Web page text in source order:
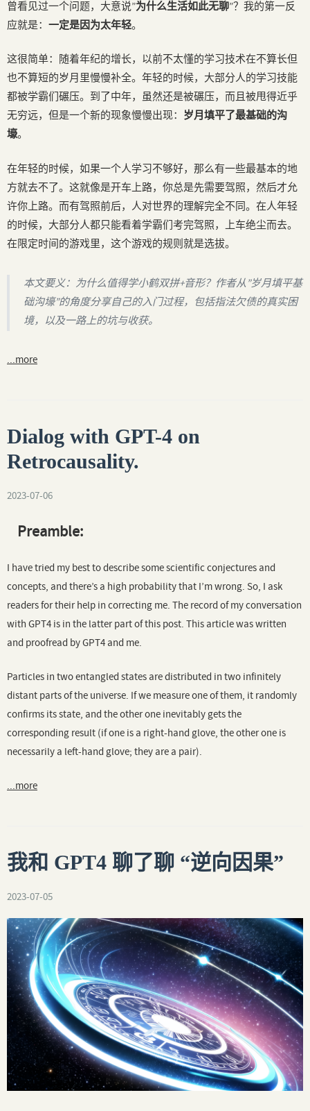
曾看见过一个问题，大意说”为什么生活如此无聊”？我的第一反
应就是： 一定是因为太年轻。
这很简单：随着年纪的增长，以前不太懂的学习技术在不算长但
也不算短的岁月里慢慢补全。年轻的时候，大部分人的学习技能
都被学霸们碾压。到了中年，虽然还是被碾压，而且被甩得近乎
无穷远，但是一个新的现象慢慢出现： 岁月填平了最基础的沟
壕。
在年轻的时候，如果一个人学习不够好，那么有一些最基本的地
方就去不了。这就像是开车上路，你总是先需要驾照，然后才允
许你上路。而有驾照前后，人对世界的理解完全不同。在人年轻
的时候，大部分人都只能看着学霸们考完驾照，上车绝尘而去。
在限定时间的游戏里，这个游戏的规则就是选拔。
本文要义：为什么值得学小鹤双拼+音形？作者从”岁月填平基
础沟壕”的角度分享自己的入门过程，包括指法欠债的真实困
境，以及一路上的坑与收获。
...more
Dialog with GPT-4 on
Retrocausality.
2023-07-06
Preamble:
I have tried my best to describe some scientific conjectures and
concepts, and there’s a high probability that I’m wrong. So, I ask
readers for their help in correcting me. The record of my conversation
with GPT4 is in the latter part of this post. This article was written
and proofread by GPT4 and me.
Particles in two entangled states are distributed in two infinitely
distant parts of the universe. If we measure one of them, it randomly
confirms its state, and the other one inevitably gets the
corresponding result (if one is a right-hand glove, the other one is
necessarily a left-hand glove; they are a pair).
...more
我和 GPT4 聊了聊 “逆向因果”
2023-07-05